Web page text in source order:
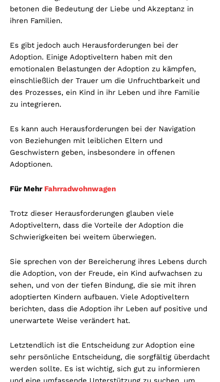
betonen die Bedeutung der Liebe und Akzeptanz in
ihren Familien.
Es gibt jedoch auch Herausforderungen bei der
Adoption. Einige Adoptiveltern haben mit den
emotionalen Belastungen der Adoption zu kämpfen,
einschließlich der Trauer um die Unfruchtbarkeit und
des Prozesses, ein Kind in ihr Leben und ihre Familie
zu integrieren.
Es kann auch Herausforderungen bei der Navigation
von Beziehungen mit leiblichen Eltern und
Geschwistern geben, insbesondere in offenen
Adoptionen.
Für Mehr Fahrradwohnwagen
Trotz dieser Herausforderungen glauben viele
Adoptiveltern, dass die Vorteile der Adoption die
Schwierigkeiten bei weitem überwiegen.
Sie sprechen von der Bereicherung ihres Lebens durch
die Adoption, von der Freude, ein Kind aufwachsen zu
sehen, und von der tiefen Bindung, die sie mit ihren
adoptierten Kindern aufbauen. Viele Adoptiveltern
berichten, dass die Adoption ihr Leben auf positive und
unerwartete Weise verändert hat.
Letztendlich ist die Entscheidung zur Adoption eine
sehr persönliche Entscheidung, die sorgfältig überdacht
werden sollte. Es ist wichtig, sich gut zu informieren